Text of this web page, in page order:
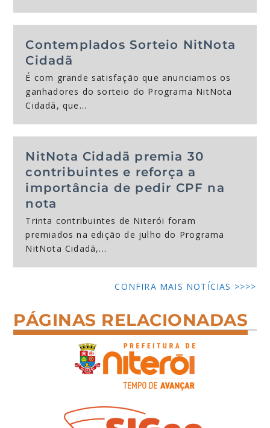
SMF anuncia migração para o emissor
nacional da NFS-e a partir de 2026
ELEIÇÃO DO BIÊNIO 2025-2027 DO
CONSELHO DE CONTRIBUINTES DO
MUNICÍPIO DE NITERÓI
Relatório do Balanço de 100 dias de
Gestão
Conselho dos Contribuintes
Contemplados Sorteio NitNota
Cidadã
É com grande satisfação que anunciamos os
ganhadores do sorteio do Programa NitNota
Cidadã, que...
NitNota Cidadã premia 30
contribuintes e reforça a
importância de pedir CPF na
nota
Trinta contribuintes de Niterói foram
premiados na edição de julho do Programa
NitNota Cidadã,...
CONFIRA MAIS NOTÍCIAS >>>>
PÁGINAS RELACIONADAS